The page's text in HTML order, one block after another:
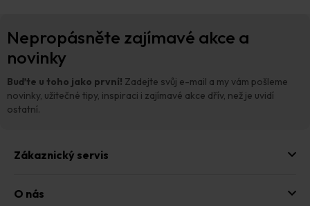
í
v
k
á
n
Nepropásněte zajímavé akce a
novinky
Buďte u toho jako první! Zadejte svůj e-mail a my vám pošleme
novinky, užitečné tipy, inspiraci i zajímavé akce dřív, než je uvidí
ostatní.
Zákaznický servis
O nás